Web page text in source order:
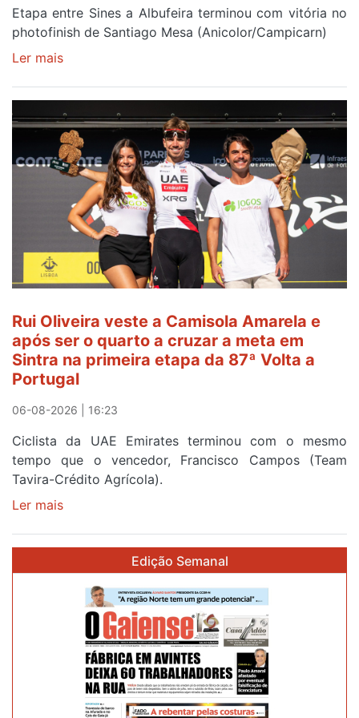
Etapa entre Sines a Albufeira terminou com vitória no
photofinish de Santiago Mesa (Anicolor/Campicarn)
Ler mais
Oliveira
é
sexto
e
continua
Camisola
Amarela
ao
da
etapa
da
Volta
a
Portugal
Rui Oliveira veste a Camisola Amarela e
após ser o quarto a cruzar a meta em
Sintra na primeira etapa da 87ª Volta a
Portugal
06-08-2026 | 16:23
Ciclista da UAE Emirates terminou com o mesmo
tempo que o vencedor, Francisco Campos (Team
Tavira-Crédito Agrícola).
Ler mais
Camisola
Amarela
após
Edição Semanal